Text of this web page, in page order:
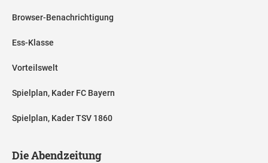
Browser-Benachrichtigung
Ess-Klasse
Vorteilswelt
Spielplan, Kader FC Bayern
Spielplan, Kader TSV 1860
Die Abendzeitung